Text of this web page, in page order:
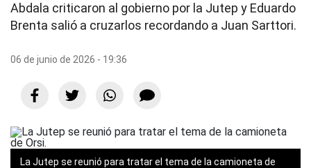
Abdala criticaron al gobierno por la Jutep y Eduardo
Brenta salió a cruzarlos recordando a Juan Sarttori.
06 de junio de 2026 - 19:36
La Jutep se reunió para tratar el tema de la camioneta de